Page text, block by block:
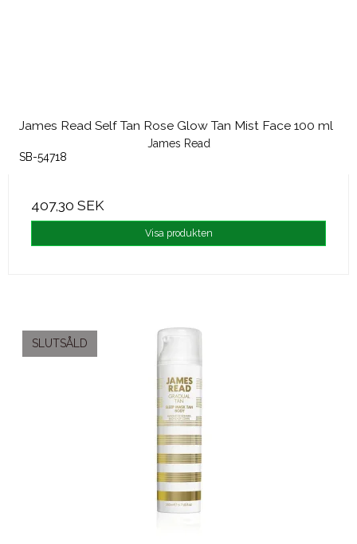
James Read Self Tan Rose Glow Tan Mist Face 100 ml
James Read
SB-54718
407,30 SEK
Visa produkten
SLUTSÅLD